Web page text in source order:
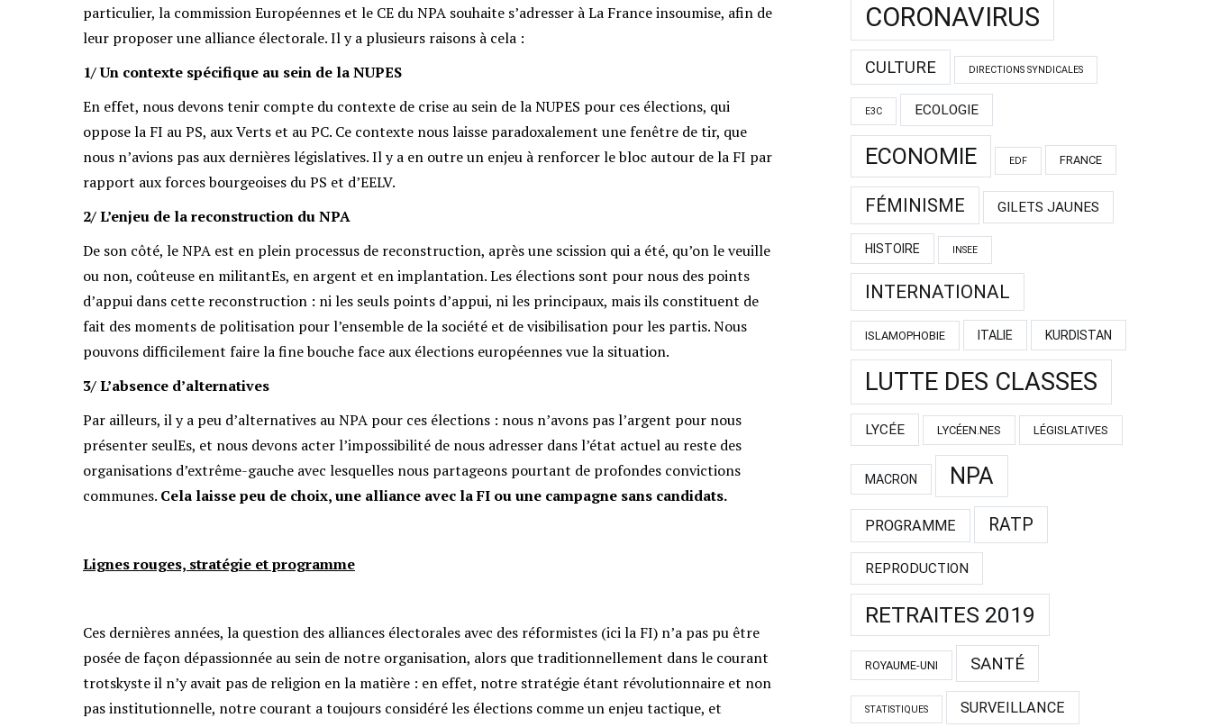
particulier, la commission Européennes et le CE du NPA souhaite s’adresser à La France insoumise, afin de
leur proposer une alliance électorale. Il y a plusieurs raisons à cela :
1/ Un contexte spécifique au sein de la NUPES
En effet, nous devons tenir compte du contexte de crise au sein de la NUPES pour ces élections, qui
oppose la FI au PS, aux Verts et au PC. Ce contexte nous laisse paradoxalement une fenêtre de tir, que
nous n’avions pas aux dernières législatives. Il y a en outre un enjeu à renforcer le bloc autour de la FI par
rapport aux forces bourgeoises du PS et d’EELV.
2/ L’enjeu de la reconstruction du NPA
De son côté, le NPA est en plein processus de reconstruction, après une scission qui a été, qu’on le veuille
ou non, coûteuse en militantEs, en argent et en implantation. Les élections sont pour nous des points
d’appui dans cette reconstruction : ni les seuls points d’appui, ni les principaux, mais ils constituent de
fait des moments de politisation pour l’ensemble de la société et de visibilisation pour les partis. Nous
pouvons difficilement faire la fine bouche face aux élections européennes vue la situation.
3/ L’absence d’alternatives
Par ailleurs, il y a peu d’alternatives au NPA pour ces élections : nous n’avons pas l’argent pour nous
présenter seulEs, et nous devons acter l’impossibilité de nous adresser dans l’état actuel au reste des
organisations d’extrême-gauche avec lesquelles nous partageons pourtant de profondes convictions
communes. Cela laisse peu de choix, une alliance avec la FI ou une campagne sans candidats.
Lignes rouges, stratégie et programme
Ces dernières années, la question des alliances électorales avec des réformistes (ici la FI) n’a pas pu être
posée de façon dépassionnée au sein de notre organisation, alors que traditionnellement dans le courant
trotskyste il n’y avait pas de religion en la matière : en effet, notre stratégie étant révolutionnaire et non
pas institutionnelle, notre courant a toujours considéré les élections comme un enjeu tactique, et
CORONAVIRUS
CULTURE DIRECTIONS SYNDICALES
E3C ECOLOGIE
ECONOMIE EDF FRANCE
FÉMINISME GILETS JAUNES
HISTOIRE INSEE
INTERNATIONAL
ISLAMOPHOBIE ITALIE KURDISTAN
LUTTE DES CLASSES
LYCÉE LYCÉEN.NES LÉGISLATIVES
MACRON NPA
PROGRAMME RATP
REPRODUCTION
RETRAITES 2019
ROYAUME-UNI SANTÉ
STATISTIQUES SURVEILLANCE